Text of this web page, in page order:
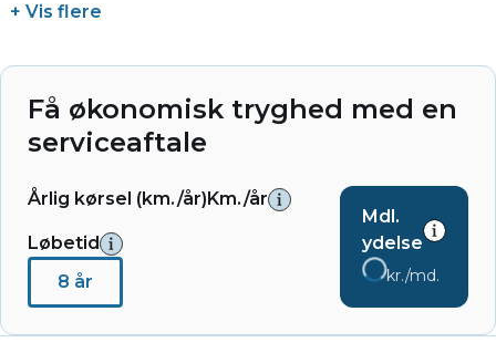
+ Vis flere
Få økonomisk tryghed med en
serviceaftale
Årlig kørsel (km./år)Km./år
Løbetid
8 år
Mdl.
ydelse
kr./md.